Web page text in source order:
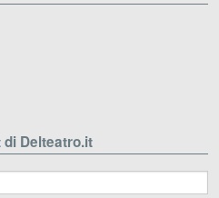
Delteatro.it